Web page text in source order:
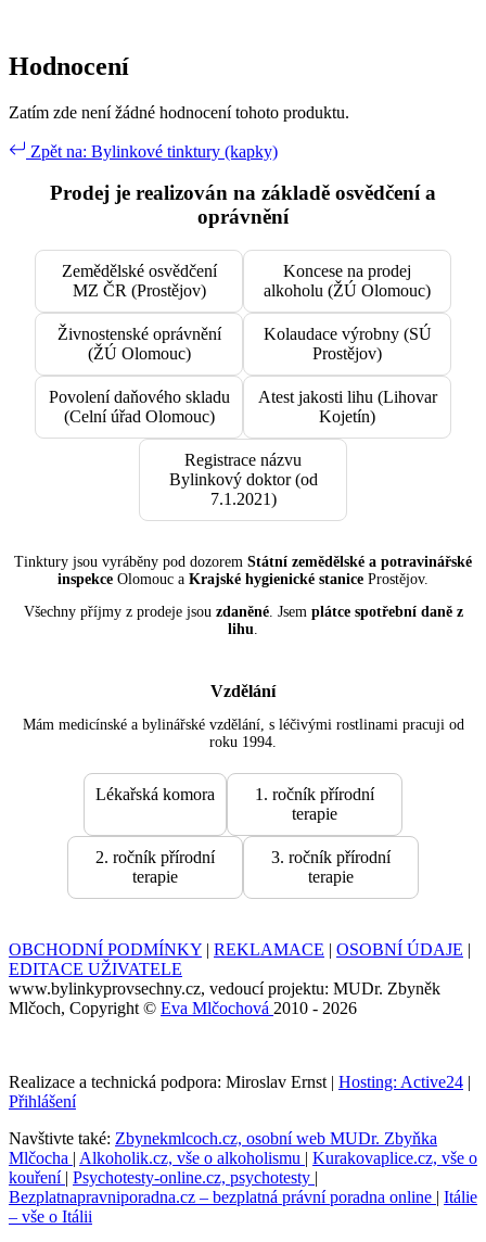
Hodnocení
Zatím zde není žádné hodnocení tohoto produktu.
Zpět na: Bylinkové tinktury (kapky)
Prodej je realizován na základě osvědčení a
oprávnění
Zemědělské osvědčení
MZ ČR (Prostějov)
Koncese na prodej
alkoholu (ŽÚ Olomouc)
Živnostenské oprávnění
(ŽÚ Olomouc)
Kolaudace výrobny (SÚ
Prostějov)
Povolení daňového skladu
(Celní úřad Olomouc)
Atest jakosti lihu (Lihovar
Kojetín)
Registrace názvu
Bylinkový doktor (od
7.1.2021)
Tinktury jsou vyráběny pod dozorem Státní zemědělské a potravinářské
inspekce Olomouc a Krajské hygienické stanice Prostějov.
Všechny příjmy z prodeje jsou zdaněné. Jsem plátce spotřební daně z
lihu.
Vzdělání
Mám medicínské a bylinářské vzdělání, s léčivými rostlinami pracuji od
roku 1994.
Lékařská komora
1. ročník přírodní
terapie
2. ročník přírodní
terapie
3. ročník přírodní
terapie
OBCHODNÍ PODMÍNKY | REKLAMACE | OSOBNÍ ÚDAJE |
EDITACE UŽIVATELE
www.bylinkyprovsechny.cz, vedoucí projektu: MUDr. Zbyněk
Mlčoch, Copyright © Eva Mlčochová 2010 - 2026
Realizace a technická podpora: Miroslav Ernst | Hosting: Active24 |
Přihlášení
Navštivte také: Zbynekmlcoch.cz, osobní web MUDr. Zbyňka
Mlčocha | Alkoholik.cz, vše o alkoholismu | Kurakovaplice.cz, vše o
kouření | Psychotesty-online.cz, psychotesty |
Bezplatnapravniporadna.cz – bezplatná právní poradna online | Itálie
– vše o Itálii